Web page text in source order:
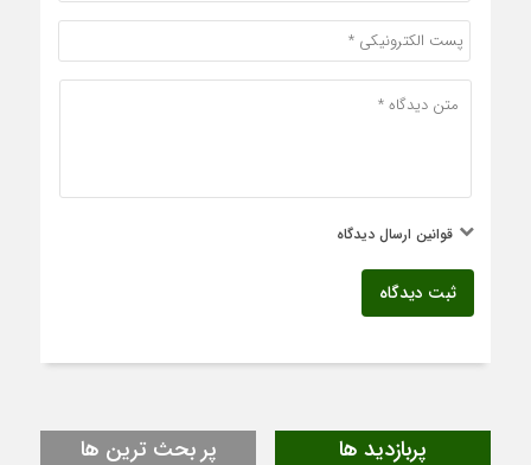
قوانین ارسال دیدگاه
ثبت دیدگاه
پربازدید ها پر بحث ترین ها